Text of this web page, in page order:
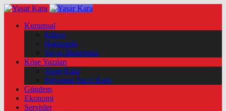
Kurumsal
Künye
Hakkımda
Yayın İlkelerimiz
Köşe Yazıları
Yaşar Kara
Polyanna Succi Kara
Gündem
Ekonomi
Servisler